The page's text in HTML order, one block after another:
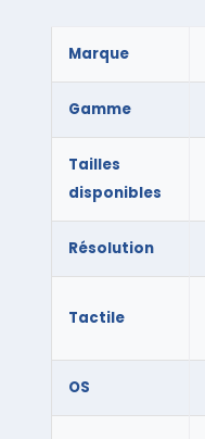
Marque
Gamme
Tailles
disponibles
Résolution
Tactile
OS